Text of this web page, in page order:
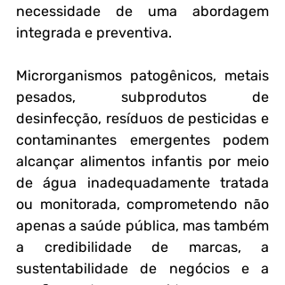
necessidade de uma abordagem
integrada e preventiva.
Microrganismos patogênicos, metais
pesados, subprodutos de
desinfecção, resíduos de pesticidas e
contaminantes emergentes podem
alcançar alimentos infantis por meio
de água inadequadamente tratada
ou monitorada, comprometendo não
apenas a saúde pública, mas também
a credibilidade de marcas, a
sustentabilidade de negócios e a